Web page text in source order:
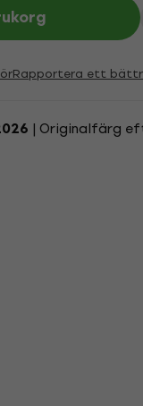
Rapportera ett
| Originalfärg